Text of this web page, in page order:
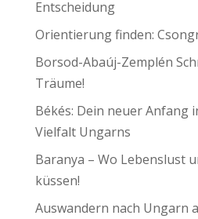
Entscheidung
Orientierung finden:
Borsod-Abaúj-Zemplén
Träume!
Békés: Dein neuer Anfang
Vielfalt Ungarns
Baranya – Wo Lebenslust
küssen!
Auswandern nach Ungarn